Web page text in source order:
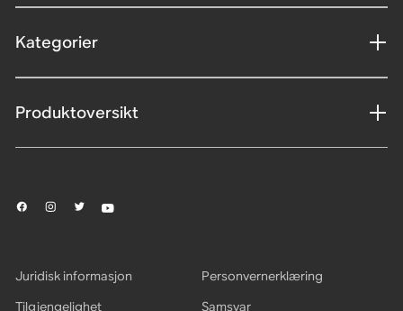
Kategorier
Produktoversikt
Juridisk informasjon
Personvernerklæring
Tilgjengelighet
Samsvar